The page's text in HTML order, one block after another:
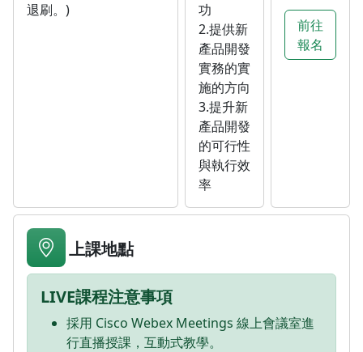
退刷。)
功
2.提供新
產品開發
實務的實
施的方向
3.提升新
產品開發
的可行性
與執行效
率
前往
報名
上課地點
LIVE課程注意事項
採用 Cisco Webex Meetings 線上會議室進
行直播授課，互動式教學。